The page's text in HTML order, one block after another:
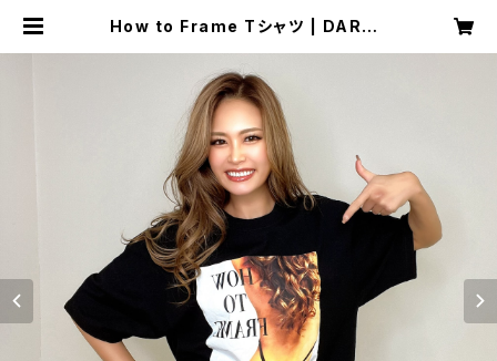
How to Frame Tシャツ | DAREA